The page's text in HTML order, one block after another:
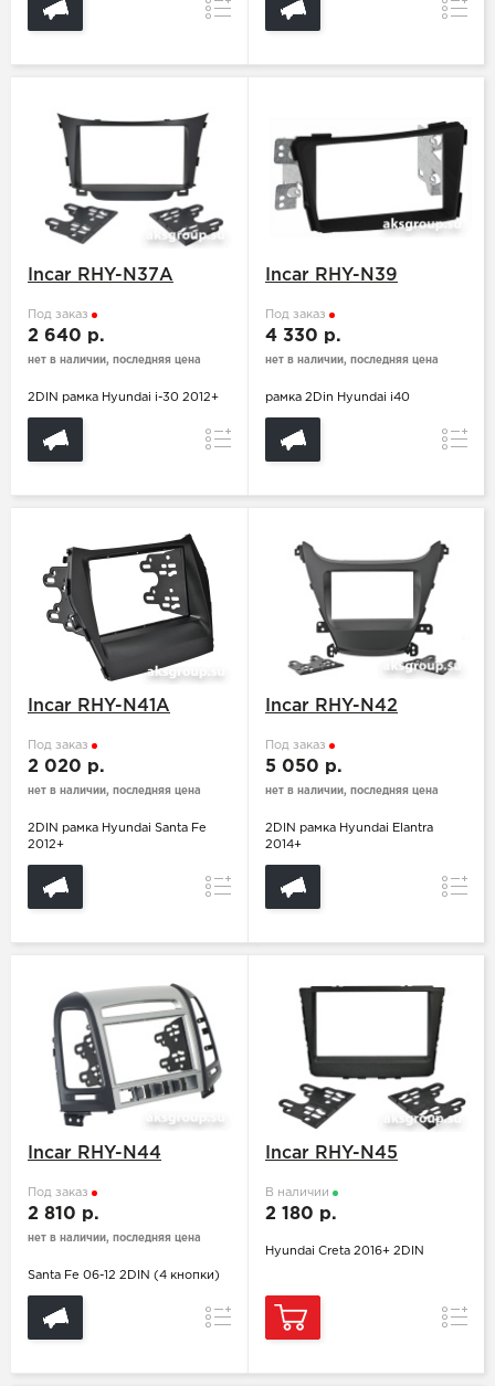
Сравнение
Incar RHY-N37A
Под заказ
2 640 р.
нет в наличии, последняя цена
2DIN рамка Hyundai i-30 2012+
Сравнение
Incar RHY-N39
Под заказ
4 330 р.
нет в наличии, последняя цена
рамка 2Din Hyundai i40
Incar RHY-N41A
Под заказ
2 020 р.
нет в наличии, последняя цена
2DIN рамка Hyundai Santa Fe
2012+
Сравнение
Incar RHY-N42
Под заказ
5 050 р.
нет в наличии, последняя цена
2DIN рамка Hyundai Elantra
2014+
Incar RHY-N44
Под заказ
2 810 р.
нет в наличии, последняя цена
Santa Fe 06-12 2DIN (4 кнопки)
Сравнение
Incar RHY-N45
В наличии
2 180 р.
Hyundai Creta 2016+ 2DIN